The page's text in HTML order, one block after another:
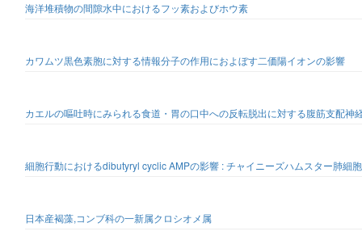
海洋堆積物の間隙水中におけるフッ素およびホウ素
カワムツ黒色素胞に対する情報分子の作用におよぼす二価陽イオンの影響
カエルの嘔吐時にみられる食道・胃の口中への反転脱出に対する腹筋支配神
細胞行動におけるdibutyryl cyclic AMPの影響 : チャイニーズハムスター肺細
日本産褐藻,コンブ科の一新属クロシオメ属